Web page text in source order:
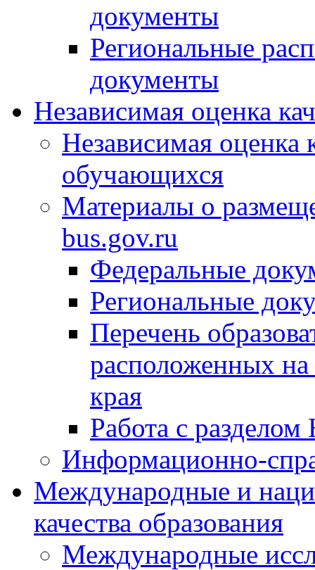
документы
Региональные
документы
Независимая оценка
Независимая оценка
обучающихся
Материалы о
bus.gov.ru
Федеральные
Региональные
Перечень
расположенных на
края
Работа с
Информационно-
Международные и
качества образования
Международные